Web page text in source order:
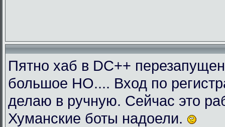
Пятно хаб в DC++
большое НО.... Вход по
делаю в ручную. Сейчас это
Хуманские боты надоели.